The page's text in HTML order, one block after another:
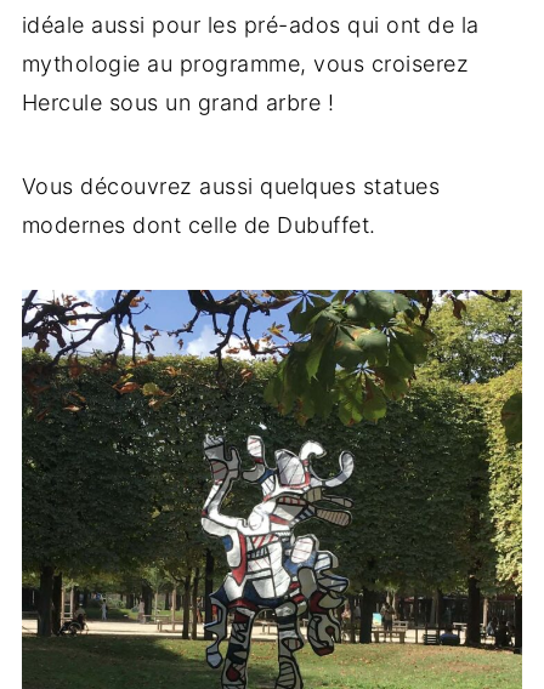
idéale aussi pour les pré-ados qui ont de la
mythologie au programme, vous croiserez
Hercule sous un grand arbre !
Vous découvrez aussi quelques statues
modernes dont celle de Dubuffet.